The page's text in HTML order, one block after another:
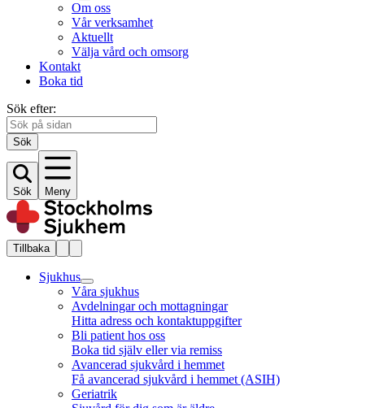
Om oss
Vår verksamhet
Aktuellt
Välja vård och omsorg
Kontakt
Boka tid
Sök efter:
Sök
Sök Meny
Tillbaka
Sjukhus
Våra sjukhus
Avdelningar och mottagningar
Hitta adress och kontaktuppgifter
Bli patient hos oss
Boka tid själv eller via remiss
Avancerad sjukvård i hemmet
Få avancerad sjukvård i hemmet (ASIH)
Geriatrik